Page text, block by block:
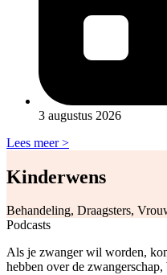
3 augustus 2026
Lees meer >
Kinderwens
Behandeling, Draagsters,
Podcasts
Als je zwanger wil worden,
hebben over de